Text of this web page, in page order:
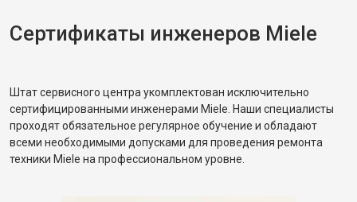
Сертификаты инженеров Miele
Штат сервисного центра укомплектован исключительно
сертифицированными инженерами Miele. Наши специалисты
проходят обязательное регулярное обучение и обладают
всеми необходимыми допусками для проведения ремонта
техники Miele на профессиональном уровне.